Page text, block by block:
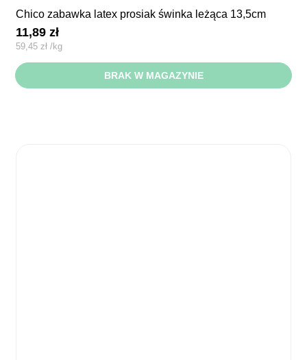
chico zabawka latex prosiak świnka leżąca 13,5cm
11,89zł
59,45zł /kg
BRAK W MAGAZYNIE